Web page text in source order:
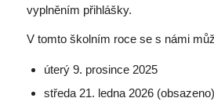
vyplněním přihlášky.
V tomto školním roce se s námi
úterý 9. prosince 2025
středa 21. ledna 2026 (obsazeno)